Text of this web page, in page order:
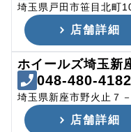
埼玉県戸田市笹目北町
店舗詳細
ホイールズ埼玉新
048-480-4182
埼玉県新座市野火止７
店舗詳細